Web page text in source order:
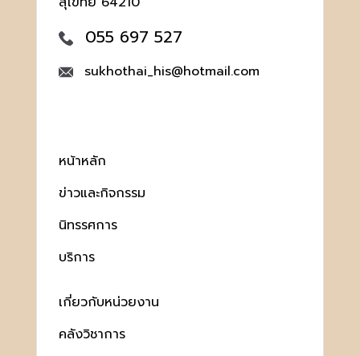
055 697 527
sukhothai_his@hotmail.com
หน้าหลัก
ข่าวและกิจกรรม
นิทรรศการ
บริการ
เกี่ยวกับหน่วยงาน
คลังวิชาการ